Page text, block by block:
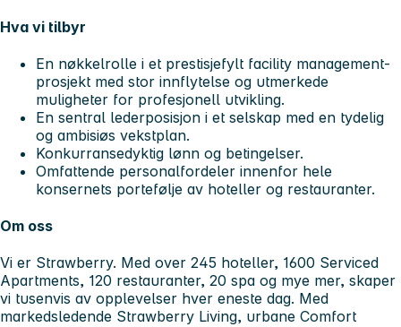
Hva vi tilbyr
En nøkkelrolle i et prestisjefylt facility management-
prosjekt med stor innflytelse og utmerkede
muligheter for profesjonell utvikling.
En sentral lederposisjon i et selskap med en tydelig
og ambisiøs vekstplan.
Konkurransedyktig lønn og betingelser.
Omfattende personalfordeler innenfor hele
konsernets portefølje av hoteller og restauranter.
Om oss
Vi er Strawberry. Med over 245 hoteller, 1600 Serviced
Apartments, 120 restauranter, 20 spa og mye mer, skaper
vi tusenvis av opplevelser hver eneste dag. Med
markedsledende Strawberry Living, urbane Comfort